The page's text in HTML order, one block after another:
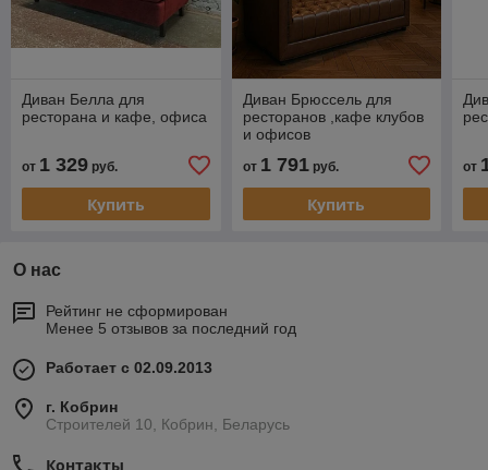
Диван Белла для
ресторана и кафе, офиса
от 1 329 руб.
Купить
Диван Брюссель для
ресторанов ,кафе клубов
и офисов
от 1 791руб.
Купить
от
О нас
Рейтинг не сформирован
Менее 5 отзывов за последний год
Работает с 02.09.2013
г. Кобрин
Строителей 10, Кобрин, Беларусь
Контакты